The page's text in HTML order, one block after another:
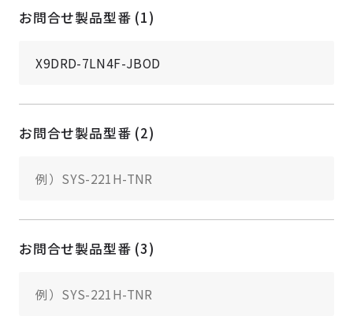
お問合せ製品型番 (1)
お問合せ製品型番 (2)
お問合せ製品型番 (3)